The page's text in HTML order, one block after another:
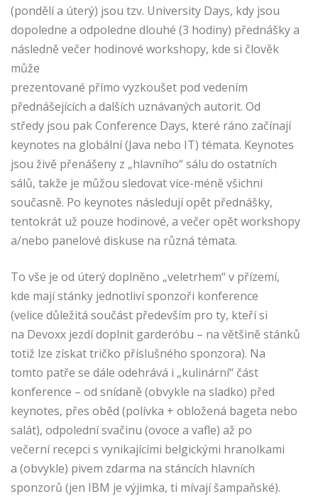
(pondělí a úterý) jsou tzv. University Days, kdy jsou
dopoledne a odpoledne dlouhé (3 hodiny) přednášky a
následně večer hodinové workshopy, kde si člověk
může
prezentované přímo vyzkoušet pod vedením
přednášejících a dalších uznávaných autorit. Od
středy jsou pak Conference Days, které ráno začínají
keynotes na globální (Java nebo IT) témata. Keynotes
jsou živě přenášeny z „hlavního“ sálu do ostatních
sálů, takže je můžou sledovat více-méně všichni
současně. Po keynotes následují opět přednášky,
tentokrát už pouze hodinové, a večer opět workshopy
a/nebo panelové diskuse na různá témata.
To vše je od úterý doplněno „veletrhem“ v přízemí,
kde mají stánky jednotliví sponzoři konference
(velice důležitá součást především pro ty, kteří si
na Devoxx jezdí doplnit garderóbu – na většině stánků
totiž lze získat tričko příslušného sponzora). Na
tomto patře se dále odehrává i „kulinární“ část
konference – od snídaně (obvykle na sladko) před
keynotes, přes oběd (polívka + obložená bageta nebo
salát), odpolední svačinu (ovoce a vafle) až po
večerní recepci s vynikajícími belgickými hranolkami
a (obvykle) pivem zdarma na stáncích hlavních
sponzorů (jen IBM je výjimka, ti mívají šampaňské).